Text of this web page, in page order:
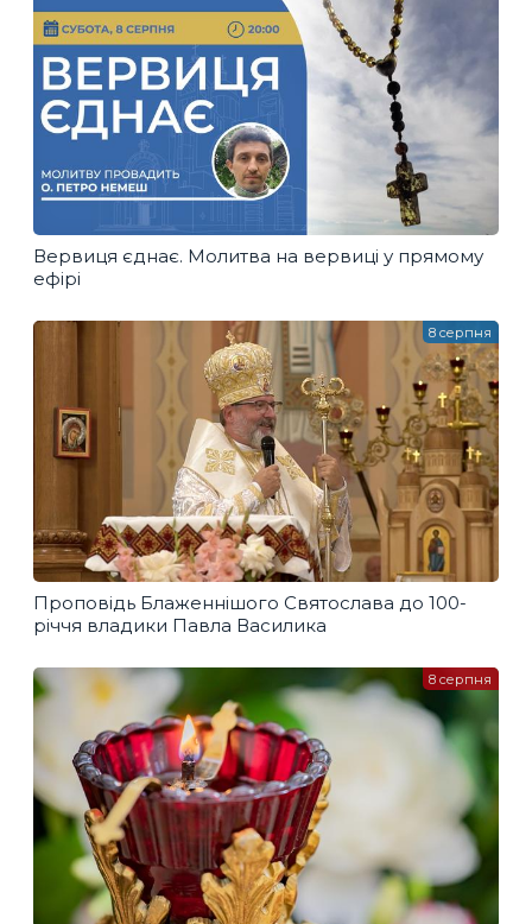
Вервиця єднає. Молитва на вервиці у прямому
ефірі
Проповідь Блаженнішого Святослава до 100-
річчя владики Павла Василика
8 серпня
8 серпня